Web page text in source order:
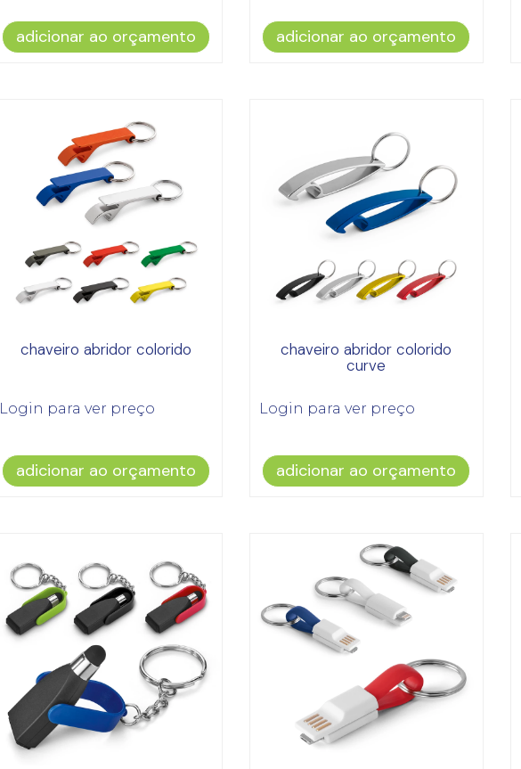
adicionar ao orçamento adicionar ao orçamento
chaveiro abridor colorido
Login para ver preço
adicionar ao orçamento
chaveiro abridor colorido
curve
Login para ver preço
adicionar ao orçamento